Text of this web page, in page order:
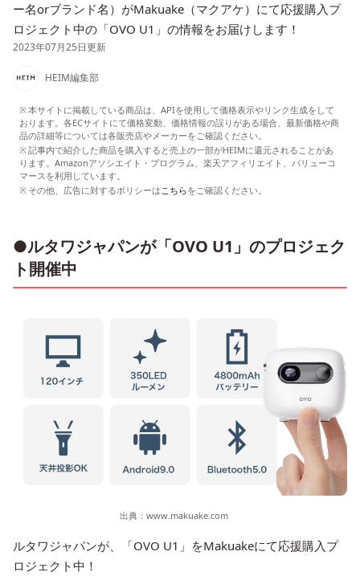
ー名orブランド名）がMakuake（マクアケ）にて応援購入プ
ロジェクト中の「OVO U1」の情報をお届けします！
2023年07月25日更新
HEIM編集部
本サイトに掲載している商品は、APIを使用して価格表示やリンク生成をして
おります。各ECサイトにて価格変動、価格情報の誤りがある場合、最新価格や商
品の詳細等については各販売店やメーカーをご確認ください。
記事内で紹介した商品を購入すると売上の一部がHEIMに還元されることがあ
ります。Amazonアソシエイト・プログラム、楽天アフィリエイト、バリューコ
マースを利用しています。
その他、広告に対するポリシーはこちらをご確認ください。
●ルタワジャパンが「OVO U1」のプロジェク
ト開催中
出典： www.makuake.com
ルタワジャパンが、「OVO U1」をMakuakeにて応援購入プ
ロジェクト中！